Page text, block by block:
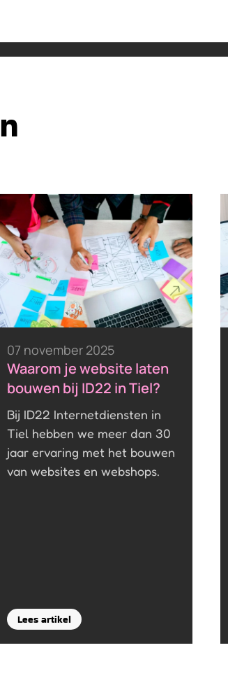
07 november 2025
Waarom je website laten
bouwen bij ID22 in Tiel?
Bij ID22 Internetdiensten in
Tiel hebben we meer dan 30
jaar ervaring met het bouwen
van websites en webshops.
Lees artikel